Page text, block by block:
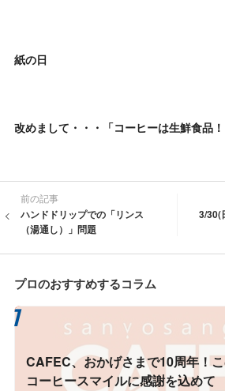
紙の日
改めまして・・・「コーヒーは生鮮食品！
前の記事
ハンドドリップでの「リンス
（湯通し）」問題
3/30(
プロのおすすめするコラム
CAFEC、おかげさまで10周年！
コーヒースマイルに感謝を込めて